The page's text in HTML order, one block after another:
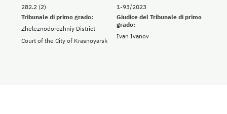
282.2 (2)
1-93/2023
Tribunale di primo grado:
Zheleznodorozhniy District
Court of the City of Krasnoyarsk
Giudice del Tribunale di primo
grado:
Ivan Ivanov